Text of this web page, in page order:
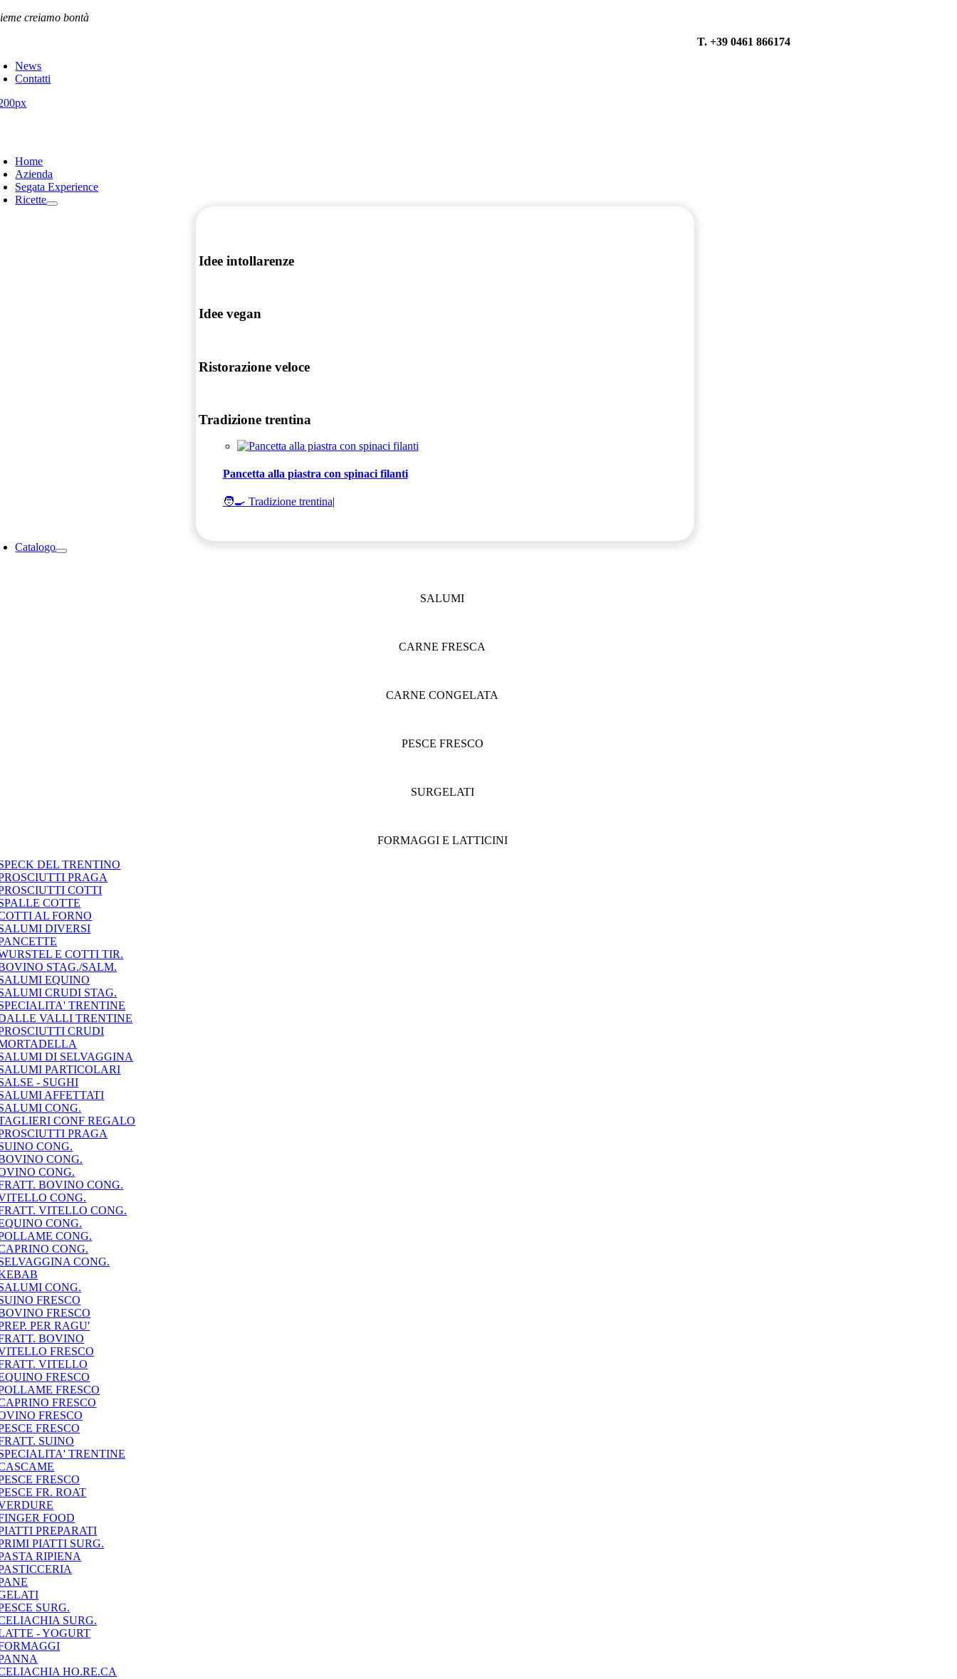
Saltacreiamo bontà
T. +39 0461 866174
News
Contatti
Home
Azienda
Segata Experience
Ricette
Idee intollarenze
Idee vegan
Ristorazione veloce
Tradizione trentina
Pancetta alla piastra con spinaci filanti
🧑‍🍳 Tradizione trentina|
Catalogo
SALUMI
CARNE FRESCA
CARNE CONGELATA
PESCE FRESCO
SURGELATI
FORMAGGI E LATTICINI
DEL TRENTINO
PRAGA
COTTI
COTTE
AL FORNO
DIVERSI
E COTTI TIR.
STAG./SALM.
EQUINO
CRUDI STAG.
TRENTINE
VALLI TRENTINE
CRUDI
DI SELVAGGINA
PARTICOLARI
- SUGHI
AFFETTATI
CONG.
CONF REGALO
PRAGA
CONG.
CONG.
CONG.
BOVINO CONG.
CONG.
VITELLO CONG.
CONG.
CONG.
CONG.
CONG.
CONG.
FRESCO
FRESCO
PER RAGU'
BOVINO
FRESCO
VITELLO
FRESCO
FRESCO
FRESCO
FRESCO
FRESCO
SUINO
TRENTINE
FRESCO
FR. ROAT
FOOD
PREPARATI
PIATTI SURG.
RIPIENA
SURG.
SURG.
- YOGURT
HO.RE.CA